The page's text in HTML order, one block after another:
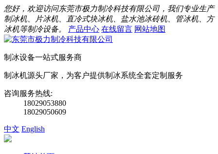
您好，欢迎访问东莞市极力制冷科技有限公司，我们专业生产
制冰机、片冰机、直冷式块冰机、盐水池冰砖机、管冰机、方
冰机等制冷设备。
产品中心 在线留言 网站地图
制冰设备一站式服务商
制冰机源头厂家，为客户提供制冰系统全套定制服务
咨询服务热线:
18029053880
18029050609
中文 English